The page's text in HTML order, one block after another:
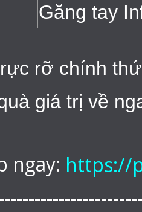
Găng tay
rỡ chính
giá trị về
ngay: https://